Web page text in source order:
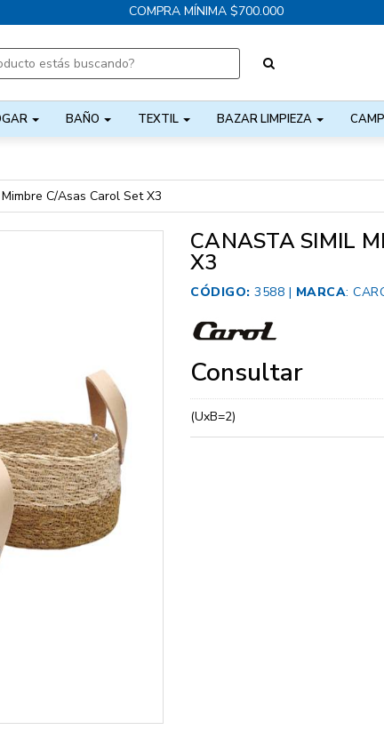
COMPRA MÍNIMA $700.000
BAÑO TEXTIL BAZAR LIMPIEZA
C/Asas Carol Set X3
CANASTA SIMIL
X3
CÓDIGO: 3588 | MARCA:
Consultar
(UxB=2)